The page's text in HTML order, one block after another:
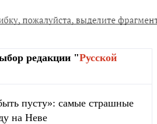
редакции "Русской
пусту»: самые страшные
на Неве